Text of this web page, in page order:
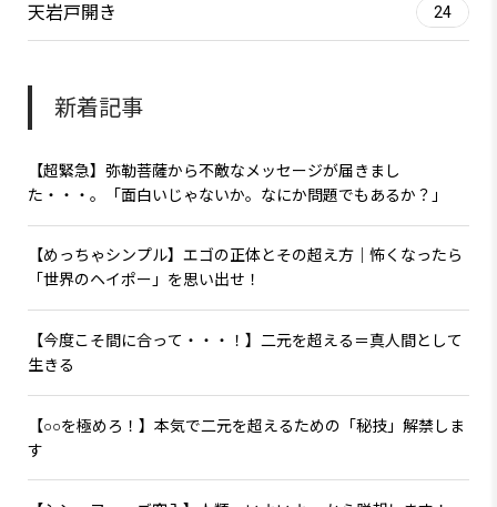
天岩戸開き 24
新着記事
【超緊急】弥勒菩薩から不敵なメッセージが届きまし
た・・・。「面白いじゃないか。なにか問題でもあるか？」
【めっちゃシンプル】エゴの正体とその超え方｜怖くなったら
「世界のヘイポー」を思い出せ！
【今度こそ間に合って・・・！】二元を超える＝真人間として
生きる
【○○を極めろ！】本気で二元を超えるための「秘技」解禁しま
す